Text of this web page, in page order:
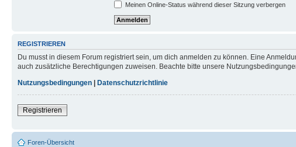
Meinen Online-Status während dieser Sitzung verbergen
REGISTRIEREN
Du musst in diesem Forum registriert sein, um dich anmelden zu können. Eine
auch zusätzliche Berechtigungen zuweisen. Beachte bitte unsere
Nutzungsbedingungen
Datenschutzrichtlinie
Registrieren
Foren-Übersicht